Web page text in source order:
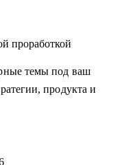
поделюсь
(например,
проработкой
темы под ваш
продукта и